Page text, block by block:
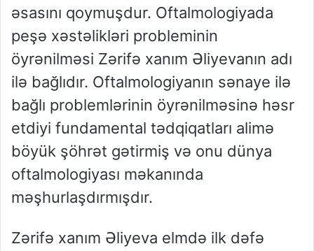
əsasını qoymuşdur. Oftalmologiyada
peşə xəstəlikləri probleminin
öyrənilməsi Zərifə xanım Əliyevanın adı
ilə bağlıdır. Oftalmologiyanın sənaye ilə
bağlı problemlərinin öyrənilməsinə həsr
etdiyi fundamental tədqiqatları alimə
böyük şöhrət gətirmiş və onu dünya
oftalmologiyası məkanında
məşhurlaşdırmışdır.
Zərifə xanım Əliyeva elmdə ilk dəfə